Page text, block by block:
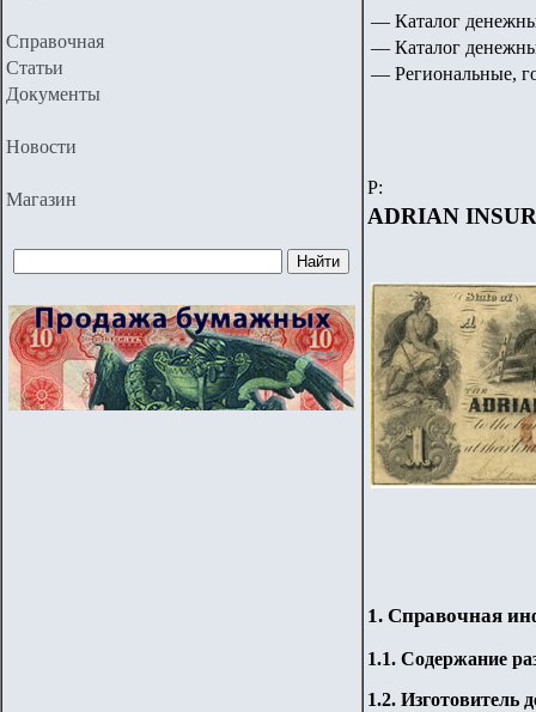
Справочная
Статьи
Документы
Новости
Магазин
— Каталог
— Каталог
— Региональные,
P:
ADRIAN
1. Справочная
1.1. Содержание
1.2. Изготовитель